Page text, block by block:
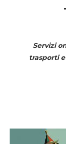
Servizi
trasporti